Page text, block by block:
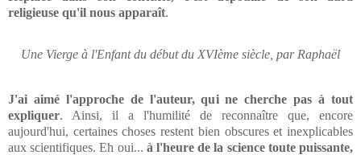
religieuse qu'il nous apparaît.
Une Vierge à l'Enfant du début du XVIème siècle, par Raphaël
J'ai aimé l'approche de l'auteur, qui ne cherche pas à tout
expliquer. Ainsi, il a l'humilité de reconnaître que, encore
aujourd'hui, certaines choses restent bien obscures et inexplicables
aux scientifiques. Eh oui... à l'heure de la science toute puissante,